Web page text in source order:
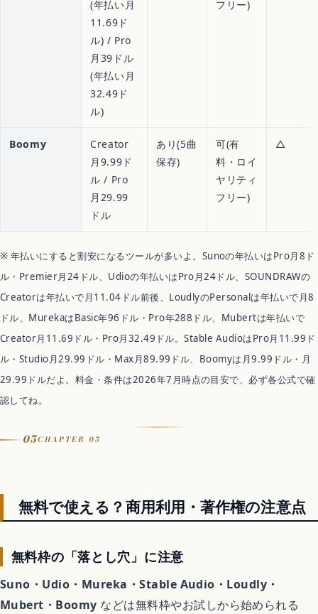
(年払い月
11.69ド
ル) / Pro
月39ドル
(年払い月
32.49ド
ル)
フリー)
Boomy
Creator
月9.99ド
ル / Pro
月29.99
ドル
あり(5曲
保存)
可(有
料・ロイ
ヤリティ
フリー)
△
※ 年払いにすると割安になるツールが多いよ。Sunoの年払いはPro月8ド
ル・Premier月24ドル、Udioの年払いはPro月24ドル、SOUNDRAWの
Creatorは年払いで月11.04ドル前後、LoudlyのPersonalは年払いで月8
ドル、MurekaはBasic年96ドル・Pro年288ドル、Mubertは年払いで
Creator月11.69ドル・Pro月32.49ドル。Stable AudioはPro月11.99ド
ル・Studio月29.99ドル・Max月89.99ドル、Boomyは月9.99ドル・月
29.99ドルだよ。料金・条件は2026年7月時点の目安で、必ず各公式で確
認してね。
05CHAPTER 05
無料で使える？商用利用・著作権の注意点
無料枠の「落とし穴」に注意
Suno・Udio・Mureka・Stable Audio・Loudly・
Mubert・Boomy などは無料枠やお試しから始められる